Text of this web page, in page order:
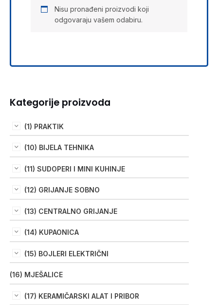
Kategorije proizvoda
(1) PRAKTIK
(10) BIJELA TEHNIKA
(11) SUDOPERI I MINI KUHINJE
(12) GRIJANJE SOBNO
(13) CENTRALNO GRIJANJE
(14) KUPAONICA
(15) BOJLERI ELEKTRIČNI
(16) MJEŠALICE
(17) KERAMIČARSKI ALAT I PRIBOR
Nisu pronađeni proizvodi koji
odgovaraju vašem odabiru.